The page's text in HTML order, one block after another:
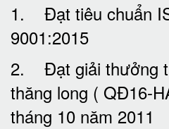
1. Đạt tiêu chuẩn
9001:2015
2. Đạt giải thưởng
thăng long ( QĐ16-
tháng 10 năm 2011